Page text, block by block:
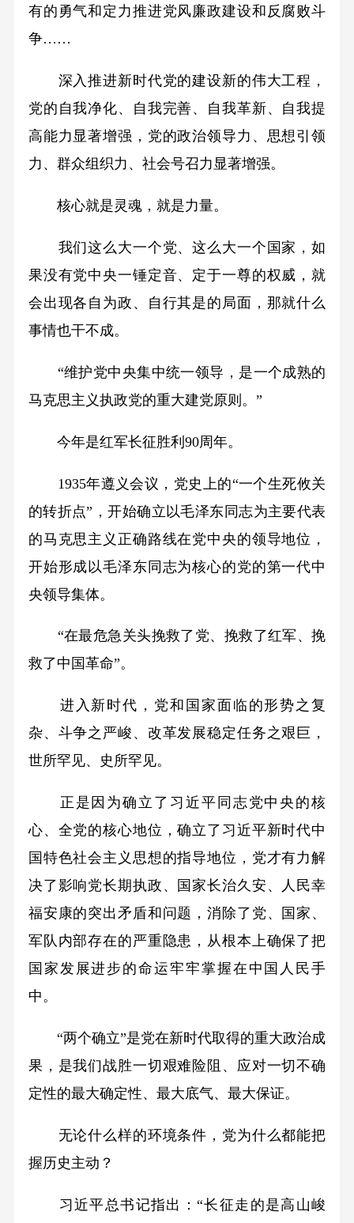
有的勇气和定力推进党风廉政建设和反腐败斗
争……
深入推进新时代党的建设新的伟大工程，
党的自我净化、自我完善、自我革新、自我提
高能力显著增强，党的政治领导力、思想引领
力、群众组织力、社会号召力显著增强。
核心就是灵魂，就是力量。
我们这么大一个党、这么大一个国家，如
果没有党中央一锤定音、定于一尊的权威，就
会出现各自为政、自行其是的局面，那就什么
事情也干不成。
“维护党中央集中统一领导，是一个成熟的
马克思主义执政党的重大建党原则。”
今年是红军长征胜利90周年。
1935年遵义会议，党史上的“一个生死攸关
的转折点”，开始确立以毛泽东同志为主要代表
的马克思主义正确路线在党中央的领导地位，
开始形成以毛泽东同志为核心的党的第一代中
央领导集体。
“在最危急关头挽救了党、挽救了红军、挽
救了中国革命”。
进入新时代，党和国家面临的形势之复
杂、斗争之严峻、改革发展稳定任务之艰巨，
世所罕见、史所罕见。
正是因为确立了习近平同志党中央的核
心、全党的核心地位，确立了习近平新时代中
国特色社会主义思想的指导地位，党才有力解
决了影响党长期执政、国家长治久安、人民幸
福安康的突出矛盾和问题，消除了党、国家、
军队内部存在的严重隐患，从根本上确保了把
国家发展进步的命运牢牢掌握在中国人民手
中。
“两个确立”是党在新时代取得的重大政治成
果，是我们战胜一切艰难险阻、应对一切不确
定性的最大确定性、最大底气、最大保证。
无论什么样的环境条件，党为什么都能把
握历史主动？
习近平总书记指出：“长征走的是高山峻